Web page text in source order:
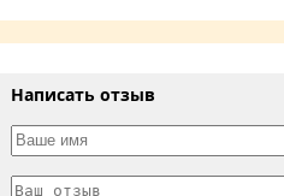
Написать отзыв